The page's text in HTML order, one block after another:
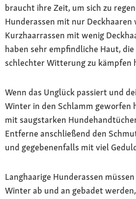
braucht ihre Zeit, um sich zu
Hunderassen mit nur Deckhaaren
Kurzhaarrassen mit wenig
haben sehr empfindliche Haut,
schlechter Witterung zu kämpfen
Wenn das Unglück passiert und
Winter in den Schlamm geworfen
mit saugstarken
Entferne anschließend den
und gegebenenfalls mit viel
Langhaarige Hunderassen
Winter ab und an gebadet